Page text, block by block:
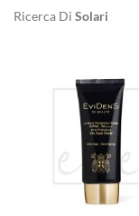
Ricerca Di Solari